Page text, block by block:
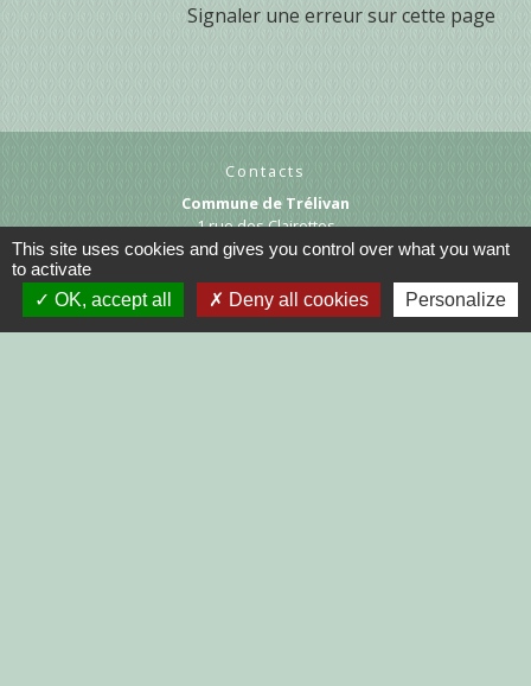
Signaler une erreur sur cette page
Contacts
Commune de Trélivan
1 rue des Clairettes
22100 Trélivan - FRANCE
Contact par formulaire
This site uses cookies and gives you control over what you want
to activate
OK, accept all
Deny all cookies Personalize